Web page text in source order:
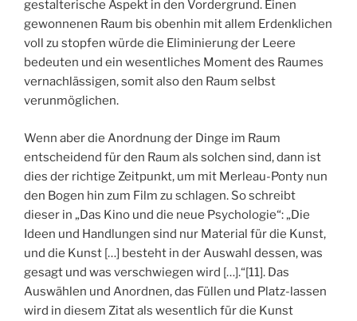
gestalterische Aspekt in den Vordergrund. Einen
gewonnenen Raum bis obenhin mit allem Erdenklichen
voll zu stopfen würde die Eliminierung der Leere
bedeuten und ein wesentliches Moment des Raumes
vernachlässigen, somit also den Raum selbst
verunmöglichen.
Wenn aber die Anordnung der Dinge im Raum
entscheidend für den Raum als solchen sind, dann ist
dies der richtige Zeitpunkt, um mit Merleau-Ponty nun
den Bogen hin zum Film zu schlagen. So schreibt
dieser in „Das Kino und die neue Psychologie“: „Die
Ideen und Handlungen sind nur Material für die Kunst,
und die Kunst […] besteht in der Auswahl dessen, was
gesagt und was verschwiegen wird […].“[11]. Das
Auswählen und Anordnen, das Füllen und Platz-lassen
wird in diesem Zitat als wesentlich für die Kunst